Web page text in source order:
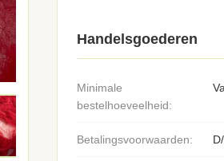
Handelsgoederen
Minimale
bestelhoeveelheid:
Betalingsvoorwaarden: